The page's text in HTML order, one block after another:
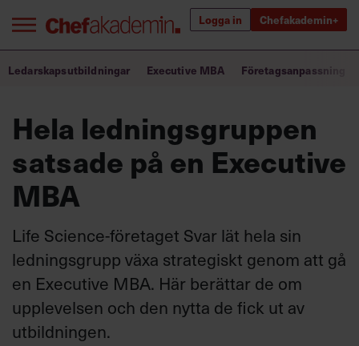
Logga in Chefakademin+
Annonsera
Om oss
Kontakta oss
Bra ledare förändrar världen
Innehåll från Chef
Utbildning för ledare
Chefakademin+
Populära utbildningar
Ledarskapsutbildningar Executive MBA Företagsanpassning
Hela ledningsgruppen
satsade på en Executive
MBA
Life Science-företaget Svar lät hela sin
ledningsgrupp växa strategiskt genom att gå
en Executive MBA. Här berättar de om
upplevelsen och den nytta de fick ut av
utbildningen.